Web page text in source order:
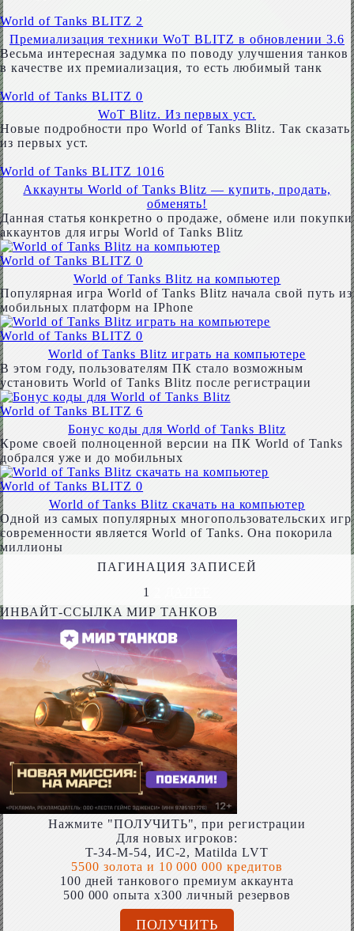
World of Tanks BLITZ 2
Премиализация техники WoT BLITZ в обновлении 3.6
Весьма интересная задумка по поводу улучшения танков
в качестве их премиализация, то есть любимый танк
World of Tanks BLITZ 0
WoT Blitz. Из первых уст.
Новые подробности про World of Tanks Blitz. Так сказать
из первых уст.
World of Tanks BLITZ 1016
Аккаунты World of Tanks Blitz — купить, продать,
обменять!
Данная статья конкретно о продаже, обмене или покупки
аккаунтов для игры World of Tanks Blitz
World of Tanks BLITZ 0
World of Tanks Blitz на компьютер
Популярная игра World of Tanks Blitz начала свой путь из
мобильных платформ на IPhone
World of Tanks BLITZ 0
World of Tanks Blitz играть на компьютере
В этом году, пользователям ПК стало возможным
установить World of Tanks Blitz после регистрации
World of Tanks BLITZ 6
Бонус коды для World of Tanks Blitz
Кроме своей полноценной версии на ПК World of Tanks
добрался уже и до мобильных
World of Tanks BLITZ 0
World of Tanks Blitz скачать на компьютер
Одной из самых популярных многопользовательских игр
современности является World of Tanks. Она покорила
миллионы
ПАГИНАЦИЯ ЗАПИСЕЙ
1
ИНВАЙТ-ССЫЛКА МИР ТАНКОВ
Нажмите "ПОЛУЧИТЬ", при регистрации
Для новых игроков:
T-34-M-54, ИС-2, Matilda LVT
5500 золота и 10 000 000 кредитов
100 дней танкового премиум аккаунта
500 000 опыта x300 личный резервов
ПОЛУЧИТЬ